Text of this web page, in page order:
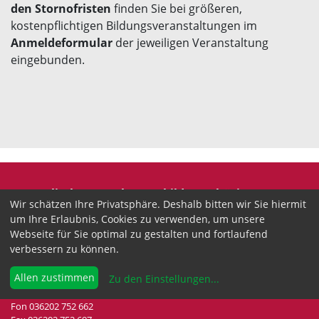
den Stornofristen finden Sie bei größeren,
kostenpflichtigen Bildungsveranstaltungen im
Anmeldeformular der jeweiligen Veranstaltung
eingebunden.
Evangelische Erwachsenenbildung Thüringen
Wir sind anerkannter freier Träger der
Erwachsenenbildung in Thüringen.
Landesgeschäftsstelle
Drei-Gleichen-Straße 35a
99192 Neudietendorf
Fon 036202 752 662
Wir schätzen Ihre Privatsphäre. Deshalb bitten wir Sie hiermit
um Ihre Erlaubnis, Cookies zu verwenden, um unsere
Webseite für Sie optimal zu gestalten und fortlaufend
verbessern zu können.
Allen zustimmen Zu den Einstellungen...